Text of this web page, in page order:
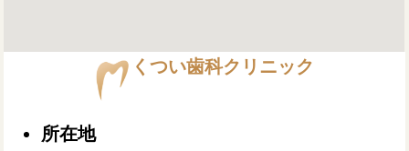
くつい歯科クリニック
所在地